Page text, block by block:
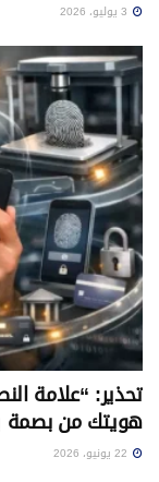
تحذير: “علامة
هويتك من بصمة